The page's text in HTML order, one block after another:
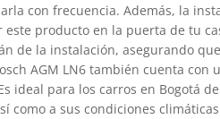
con frecuencia. Además, la
este producto en la puerta de tu
de la instalación, asegurando
AGM LN6 también cuenta
ideal para los carros en Bogotá
como a sus condiciones